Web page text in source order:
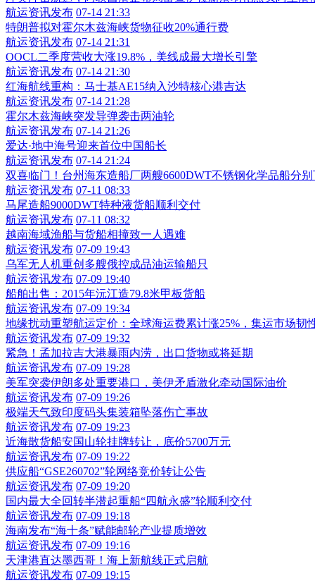
航运资讯发布 07-14 21:33
特朗普拟对霍尔木兹海峡货物征收20%通行费
航运资讯发布 07-14 21:31
OOCL二季度营收大涨19.8%，美线成最大增长引擎
航运资讯发布 07-14 21:30
红海航线重构：马士基AE15纳入沙特核心港吉达
航运资讯发布 07-14 21:28
霍尔木兹海峡突发导弹袭击两油轮
航运资讯发布 07-14 21:26
爱达·地中海号迎来首位中国船长
航运资讯发布 07-14 21:24
双喜临门！台州海东造船厂两艘6600DWT不锈钢化学品船分
航运资讯发布 07-11 08:33
马尾造船9000DWT特种液货船顺利交付
航运资讯发布 07-11 08:32
越南海域渔船与货船相撞致一人遇难
航运资讯发布 07-09 19:43
乌军无人机重创多艘俄控成品油运输船只
航运资讯发布 07-09 19:40
船舶出售：2015年沅江造79.8米甲板货船
航运资讯发布 07-09 19:34
地缘扰动重塑航运定价：全球海运费累计涨25%，集运市场韧
航运资讯发布 07-09 19:32
紧急！孟加拉吉大港暴雨内涝，出口货物或将延期
航运资讯发布 07-09 19:28
美军突袭伊朗多处重要港口，美伊矛盾激化牵动国际油价
航运资讯发布 07-09 19:26
极端天气致印度码头集装箱坠落伤亡事故
航运资讯发布 07-09 19:23
近海散货船安国山轮挂牌转让，底价5700万元
航运资讯发布 07-09 19:22
供应船“GSE260702”轮网络竞价转让公告
航运资讯发布 07-09 19:20
国内最大全回转半潜起重船“四航永盛”轮顺利交付
航运资讯发布 07-09 19:18
海南发布“海十条”赋能邮轮产业提质增效
航运资讯发布 07-09 19:16
天津港直达墨西哥！海上新航线正式启航
航运资讯发布 07-09 19:15